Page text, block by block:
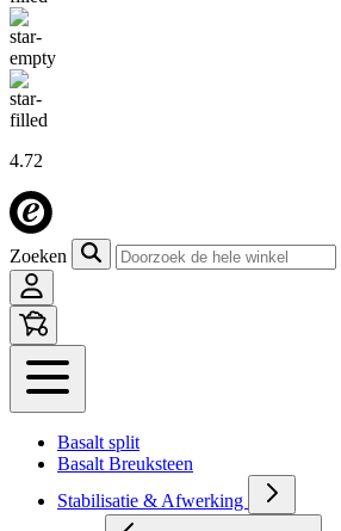
4.72
Zoeken
Basalt split
Basalt Breuksteen
Stabilisatie & Afwerking